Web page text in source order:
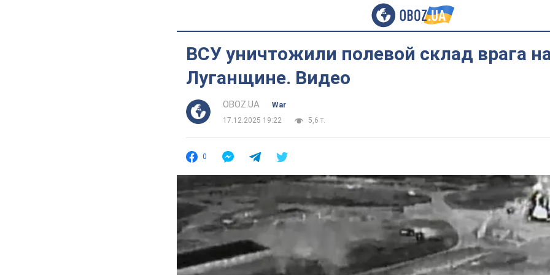
ВСУ уничтожили полевой склад врага
Луганщине. Видео
OBOZ.UA
War
17.12.2025 19:22
5,6 т.
0